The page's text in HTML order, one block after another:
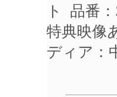
ト 品番
特典映像
ディア：